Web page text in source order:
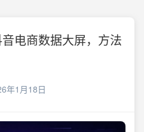
电商数据大屏，方法
年1月18日